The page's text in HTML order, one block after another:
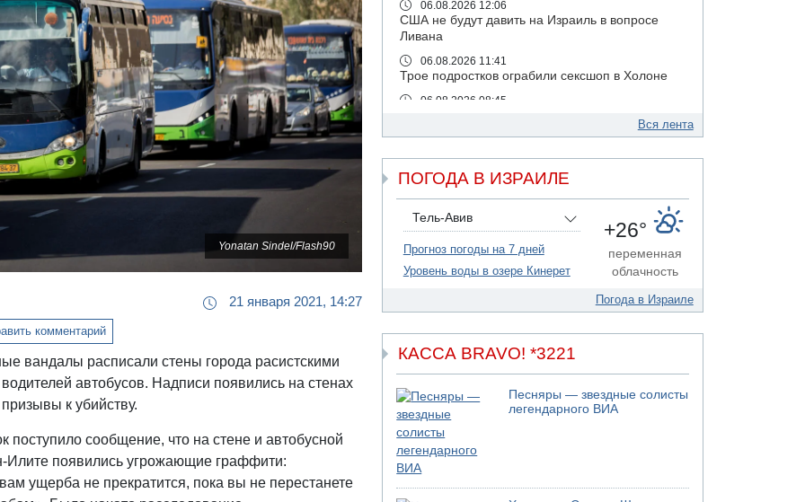
Yonatan Sindel/Flash90
21 января 2021, 14:27
комментарий
вандалы расписали стены города расистскими
автобусов. Надписи появились на стенах
к убийству.
поступило сообщение, что на стене и автобусной
появились угрожающие граффити:
ущерба не прекратится, пока вы не перестанете
06.08.2026 12:06
США не будут давить на Израиль в вопросе
Ливана
06.08.2026 11:41
Трое подростков ограбили сексшоп в Холоне
06.08.2026 08:45
06.08.2026 08:11
Украинская атака на российский НПЗ
05.08.2026 18:30
противоракетной обороны "Хец"
05.08.2026 18:28
МАДА призывает израильтян срочно сдавать
кровь
Бывший посол Израиля в ООН Гилад Эрдан
политической партии
05.08.2026 13:49
На севере Израиля на берег выбросило тело
05.08.2026 13:32
В России горят новые склады
05.08.2026 10:19
Хуситы сообщают об атаке по Саудовскому
танкеру
Вся лента
ПОГОДА В ИЗРАИЛЕ
Тель-Авив
Прогноз погоды на 7 дней
Уровень воды в озере Кинерет
+26°
переменная
облачность
Погода в Израиле
КАССА BRAVO! *3221
Песняры — звездные солисты
легендарного ВИА